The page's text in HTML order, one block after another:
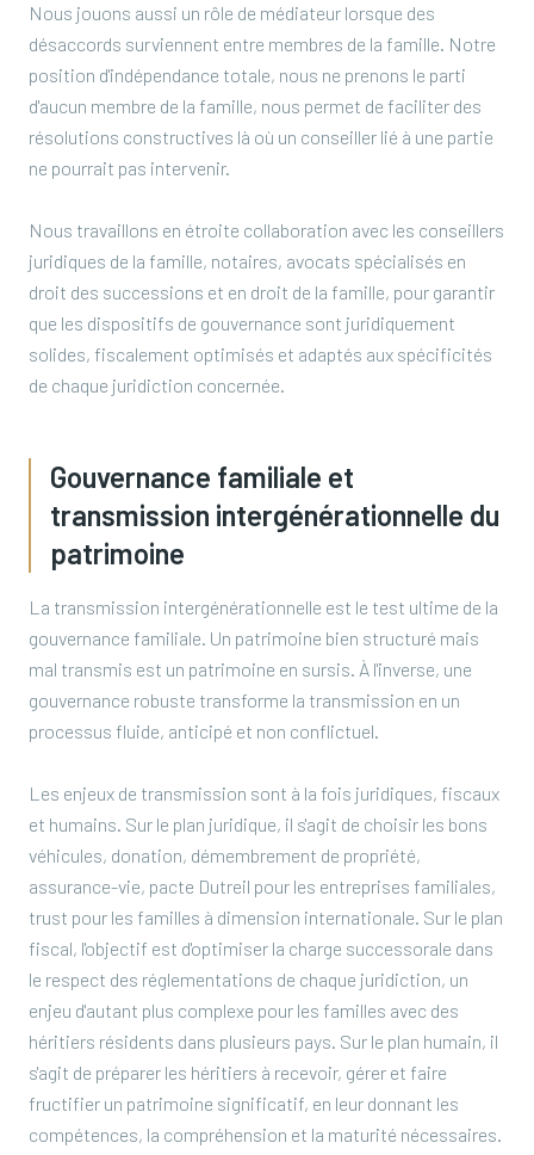
Nous jouons aussi un rôle de médiateur lorsque des
désaccords surviennent entre membres de la famille. Notre
position d'indépendance totale, nous ne prenons le parti
d'aucun membre de la famille, nous permet de faciliter des
résolutions constructives là où un conseiller lié à une partie
ne pourrait pas intervenir.
Nous travaillons en étroite collaboration avec les conseillers
juridiques de la famille, notaires, avocats spécialisés en
droit des successions et en droit de la famille, pour garantir
que les dispositifs de gouvernance sont juridiquement
solides, fiscalement optimisés et adaptés aux spécificités
de chaque juridiction concernée.
Gouvernance familiale et
transmission intergénérationnelle du
patrimoine
La transmission intergénérationnelle est le test ultime de la
gouvernance familiale. Un patrimoine bien structuré mais
mal transmis est un patrimoine en sursis. À l'inverse, une
gouvernance robuste transforme la transmission en un
processus fluide, anticipé et non conflictuel.
Les enjeux de transmission sont à la fois juridiques, fiscaux
et humains. Sur le plan juridique, il s'agit de choisir les bons
véhicules, donation, démembrement de propriété,
assurance-vie, pacte Dutreil pour les entreprises familiales,
trust pour les familles à dimension internationale. Sur le plan
fiscal, l'objectif est d'optimiser la charge successorale dans
le respect des réglementations de chaque juridiction, un
enjeu d'autant plus complexe pour les familles avec des
héritiers résidents dans plusieurs pays. Sur le plan humain, il
s'agit de préparer les héritiers à recevoir, gérer et faire
fructifier un patrimoine significatif, en leur donnant les
compétences, la compréhension et la maturité nécessaires.